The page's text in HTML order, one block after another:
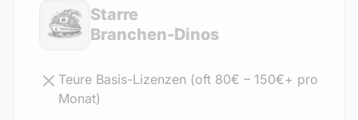
Starre
Branchen-Dinos
Teure Basis-Lizenzen (oft 80€ – 150€+ pro
Monat)